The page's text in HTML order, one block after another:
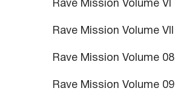
Rave Mission Volume VI
Rave Mission Volume VII
Rave Mission Volume 08
Rave Mission Volume 09